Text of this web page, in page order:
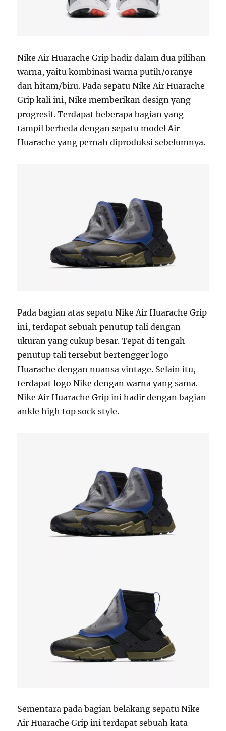
Nike Air Huarache Grip hadir dalam dua pilihan
warna, yaitu kombinasi warna putih/oranye
dan hitam/biru. Pada sepatu Nike Air Huarache
Grip kali ini, Nike memberikan design yang
progresif. Terdapat beberapa bagian yang
tampil berbeda dengan sepatu model Air
Huarache yang pernah diproduksi sebelumnya.
Pada bagian atas sepatu Nike Air Huarache Grip
ini, terdapat sebuah penutup tali dengan
ukuran yang cukup besar. Tepat di tengah
penutup tali tersebut bertengger logo
Huarache dengan nuansa vintage. Selain itu,
terdapat logo Nike dengan warna yang sama.
Nike Air Huarache Grip ini hadir dengan bagian
ankle high top sock style.
Sementara pada bagian belakang sepatu Nike
Air Huarache Grip ini terdapat sebuah kata